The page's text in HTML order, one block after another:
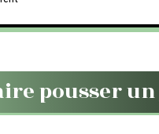
pousser